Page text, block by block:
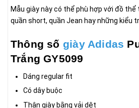
Mẫu giày này có thể phù hợp với đồ thể
quần short, quần Jean hay những kiểu
Thông số giày Adidas
Trắng GY5099
Dáng regular fit
Có dây buộc
Thân giày bằng vải dệt